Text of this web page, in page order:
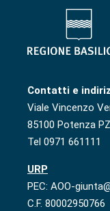
Contatti e
Viale Vincenzo
85100 Potenza PZ
Tel 0971 661111
URP
PEC: AOO-
C.F. 80002950766